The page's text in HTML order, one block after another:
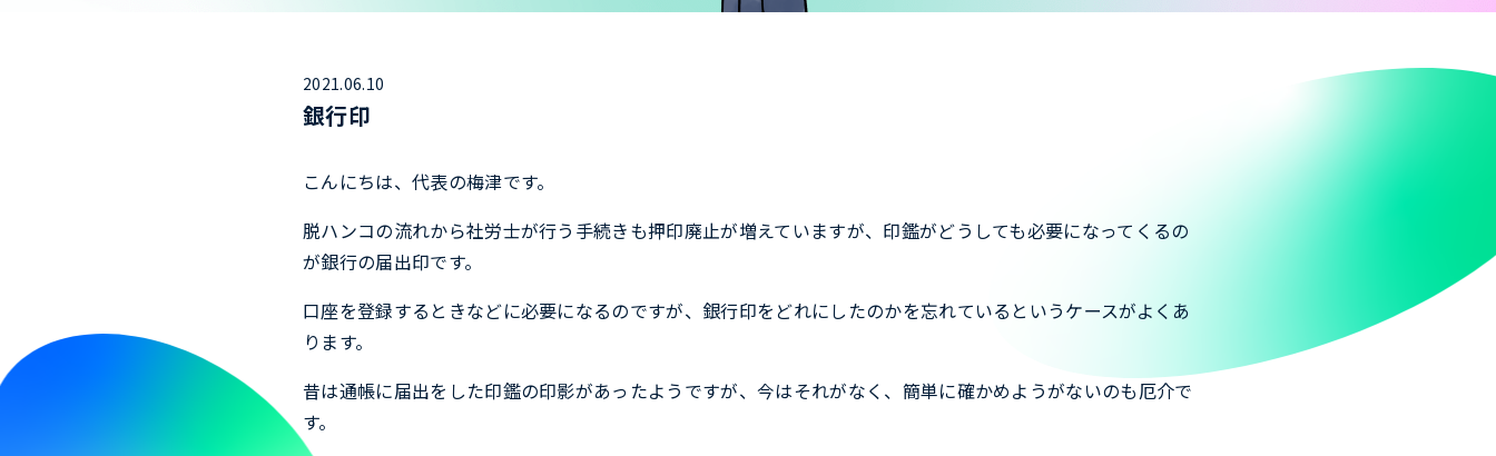
2021.06.10
銀行印
こんにちは、代表の梅津です。
脱ハンコの流れから社労士が行う手続きも押印廃止が増えていますが、印鑑がどうしても必要になってくるの
が銀行の届出印です。
口座を登録するときなどに必要になるのですが、銀行印をどれにしたのかを忘れているというケースがよくあ
ります。
昔は通帳に届出をした印鑑の印影があったようですが、今はそれがなく、簡単に確かめようがないのも厄介で
す。